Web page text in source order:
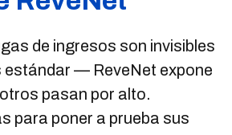
de ingresos son invisibles
estándar — ReveNet expone
otros pasan por alto.
para poner a prueba sus